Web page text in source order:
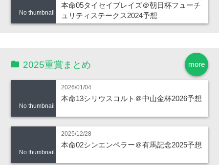
No thumbnail
本命05タイセイブレイズ＠朝日杯フューチ
ュリティステークス2024予想
more
2025重賞まとめ
No thumbnail
2026/01/04
本命13シリウスコルト＠中山金杯2026予想
No thumbnail
2025/12/28
本命02シンエンペラー＠有馬記念2025予想